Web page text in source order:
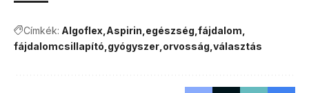
Címkék: Algoflex Aspirin egészség fájdalom
fájdalomcsillapító gyógyszer orvosság választás